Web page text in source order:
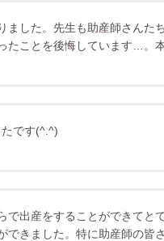
した。先生も助産師さんた
ことを後悔しています…。
です(^.^)
出産をすることができてと
きました。特に助産師の皆